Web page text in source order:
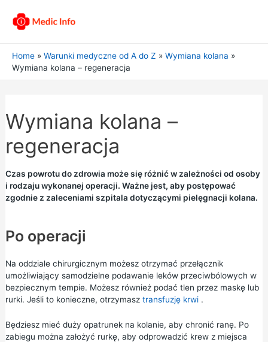
Home Warunki medyczne od A do Z
Wymiana kolana
Wymiana kolana – regeneracja
Wymiana kolana –
regeneracja
Czas powrotu do zdrowia może się różnić w zależności od osoby
i rodzaju wykonanej operacji. Ważne jest, aby postępować
zgodnie z zaleceniami szpitala dotyczącymi pielęgnacji kolana.
Po operacji
Na oddziale chirurgicznym możesz otrzymać przełącznik
umożliwiający samodzielne podawanie leków przeciwbólowych w
bezpiecznym tempie. Możesz również podać tlen przez maskę lub
rurki. Jeśli to konieczne, otrzymasz transfuzję krwi.
Będziesz mieć duży opatrunek na kolanie, aby chronić ranę. Po
zabiegu można założyć rurkę, aby odprowadzić krew z miejsca